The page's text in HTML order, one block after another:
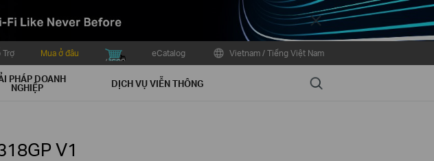
Close
Trợ Mua ở đâu
buy icon
eCatalog Vietnam / Tiếng Việt Nam
PHÁP DOANH
NGHIỆP DỊCH VỤ VIỄN THÔNG Search
V1